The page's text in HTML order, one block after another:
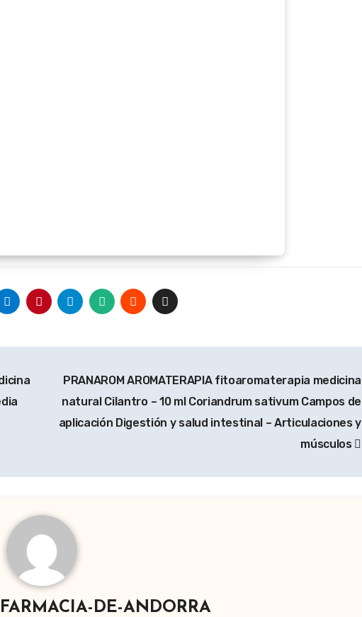
PRANAROM AROMATERAPIA fitoaromaterapia medicina
natural Cilantro – 10 ml Coriandrum sativum Campos de
aplicación Digestión y salud intestinal – Articulaciones y
músculos
DE-ANDORRA